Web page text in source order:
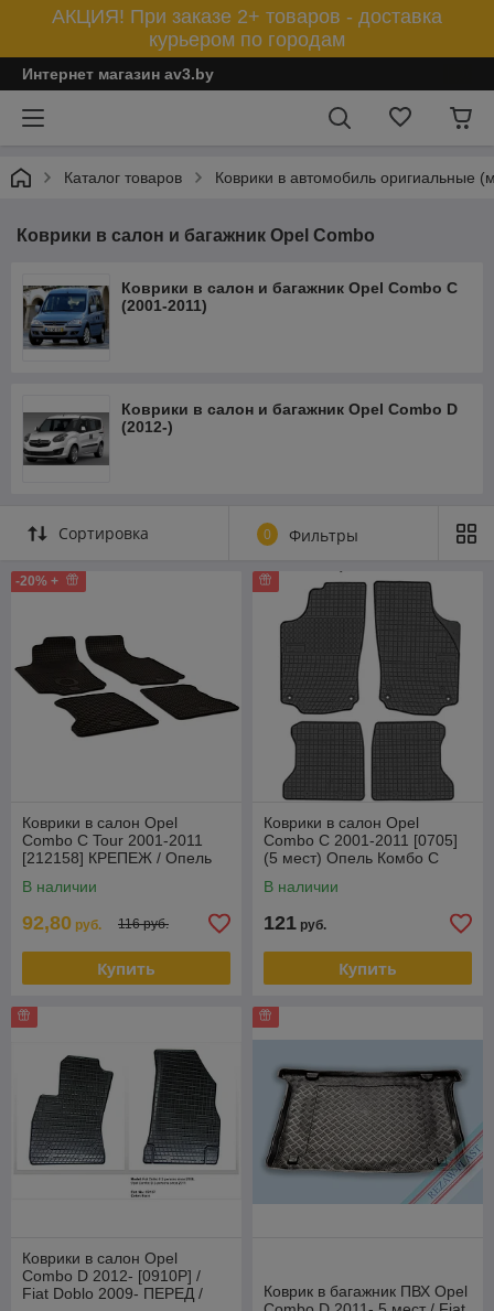
АКЦИЯ! При заказе 2+ товаров - доставка
курьером по городам
Интернет магазин av3.by
Каталог товаров Коврики в автомобиль оригиальные
Коврики в салон и багажник Opel Combo
Коврики в салон и багажник Opel Combo C
(2001-2011)
Коврики в салон и багажник Opel Combo D
(2012-)
Сортировка 0 Фильтры
-20% +
Коврики в салон Opel
Combo C Tour 2001-2011
[212158] КРЕПЕЖ / Опель
В наличии
92,80 руб. 116 руб.
Купить
Коврики в салон Opel
Combo C 2001-2011 [0705]
(5 мест) Опель Комбо С
В наличии
121 руб.
Купить
Коврики в салон Opel
Combo D 2012- [0910P] /
Fiat Doblo 2009- ПЕРЕД /
Коврик в багажник ПВХ Opel